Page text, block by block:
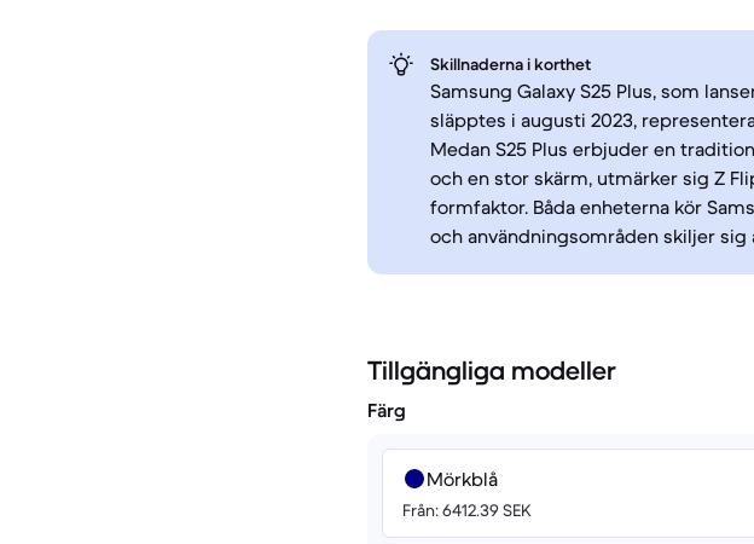
Skillnaderna i korthet
Samsung Galaxy S25 Plus, som
släpptes i augusti 2023,
Medan S25 Plus erbjuder en
och en stor skärm, utmärker sig Z
formfaktor. Båda enheterna kör
och användningsområden skiljer sig
Tillgängliga modeller
Färg
Mörkblå
Från: 6412.39 SEK